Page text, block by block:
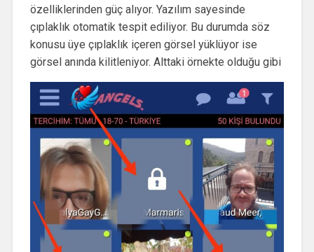
özelliklerinden güç alıyor. Yazılım sayesinde
çıplaklık otomatik tespit ediliyor. Bu durumda söz
konusu üye çıplaklık içeren görsel yüklüyor ise
görsel anında kilitleniyor. Alttaki örnekte olduğu gibi